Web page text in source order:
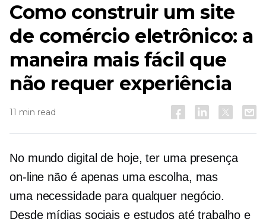
Como construir um site
de comércio eletrônico: a
maneira mais fácil que
não requer experiência
11 min read
No mundo digital de hoje, ter uma presença
on-line não é apenas uma escolha, mas
uma necessidade para qualquer negócio.
Desde mídias sociais e estudos até trabalho e